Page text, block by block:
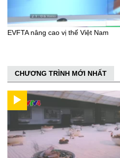
EVFTA nâng cao vị thế Việt Nam
CHƯƠNG TRÌNH MỚI NHẤT